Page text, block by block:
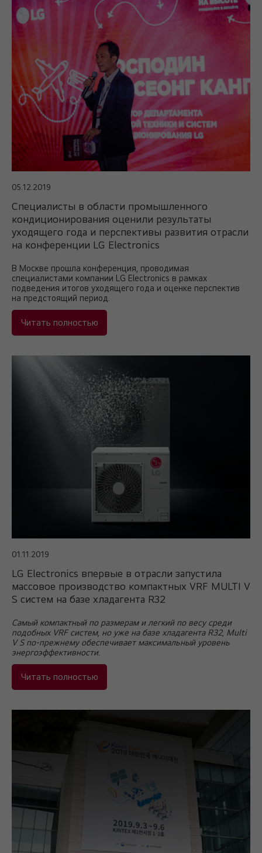
05.12.2019
Специалисты в области промышленного
кондиционирования оценили результаты
уходящего года и перспективы развития отрасли
на конференции LG Electronics
В Москве прошла конференция, проводимая
специалистами компании LG Electronics в рамках
подведения итогов уходящего года и оценке перспектив
на предстоящий период.
Читать полностью
01.11.2019
LG Electronics впервые в отрасли запустила
массовое производство компактных VRF MULTI V
S систем на базе хладагента R32
Самый компактный по размерам и легкий по весу среди
подобных VRF систем, но уже на базе хладагента R32, Multi
V S по-прежнему обеспечивает максимальный уровень
энергоэффективности.
Читать полностью